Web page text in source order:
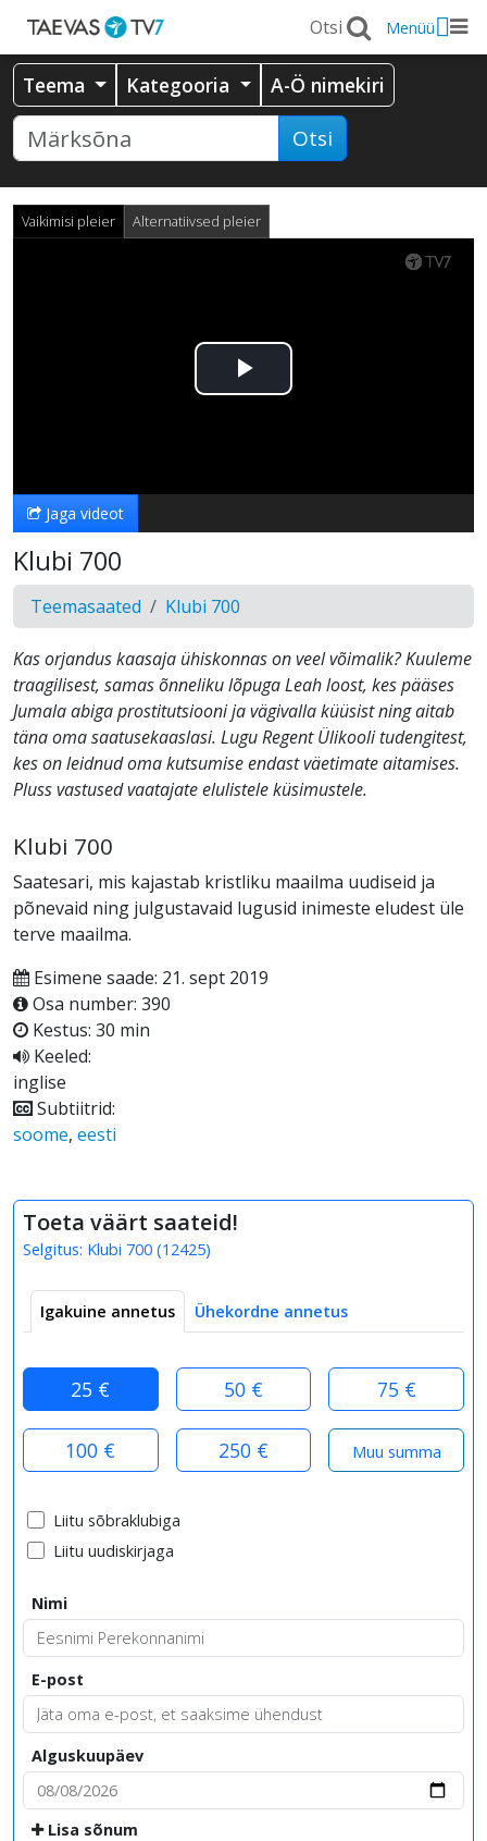
Menüü
Teema Kategooria A-Ö nimekiri
Otsi
Vaikimisi pleier Alternatiivsed pleier
Esita
Jaga videot
Klubi 700
Teemasaated Klubi 700
Kas orjandus kaasaja ühiskonnas on veel võimalik? Kuuleme
traagilisest, samas õnneliku lõpuga Leah loost, kes pääses
Jumala abiga prostitutsiooni ja vägivalla küüsist ning aitab
täna oma saatusekaaslasi. Lugu Regent Ülikooli tudengitest,
kes on leidnud oma kutsumise endast väetimate aitamises.
Pluss vastused vaatajate elulistele küsimustele.
Klubi 700
Saatesari, mis kajastab kristliku maailma uudiseid ja
põnevaid ning julgustavaid lugusid inimeste eludest üle
terve maailma.
Esimene saade: 21. sept 2019
Osa number: 390
Kestus: 30 min
Keeled:
inglise
Subtiitrid:
soome, eesti
Toeta väärt saateid!
Selgitus: Klubi 700 (12425)
Igakuine annetus Ühekordne annetus
25 € 50 € 75 €
100 € 250 €
Liitu sõbraklubiga
Liitu uudiskirjaga
Nimi
E-post
Alguskuupäev
Lisa sõnum